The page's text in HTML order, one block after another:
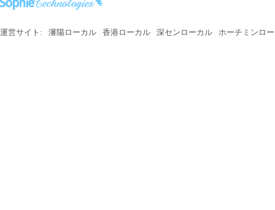
運営サイト: 瀋陽ローカル 香港ローカル 深センローカル ホーチミンロ